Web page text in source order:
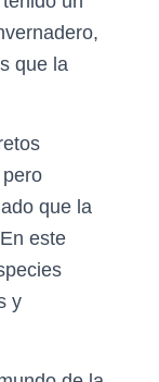
que la
que la
este
y